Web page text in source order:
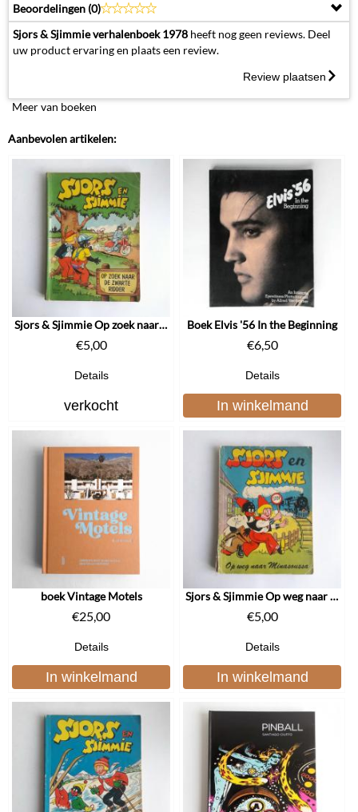
Beoordelingen (0)
Sjors & Sjimmie verhalenboek 1978 heeft nog geen reviews. Deel
uw product ervaring en plaats een review.
Review plaatsen
Meer van boeken
Aanbevolen artikelen:
Sjors & Sjimmie Op zoek naar de zwarte ridder 1959
€5,00
Details
verkocht
Boek Elvis '56 In the Beginning
€6,50
Details
In winkelmand
boek Vintage Motels
€25,00
Details
In winkelmand
Sjors & Sjimmie Op weg naar Minasoussa 1955
€5,00
Details
In winkelmand